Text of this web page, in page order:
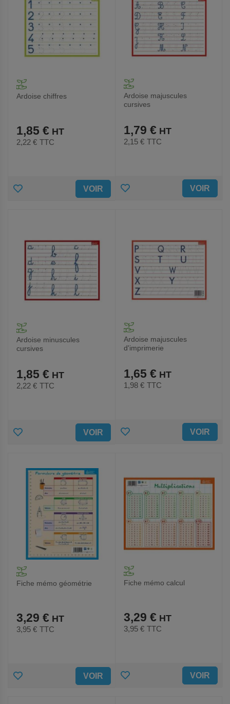
Ardoise chiffres
1,85 €
2,22 € TTC
AJOUTER VOIR
Ardoise majuscules
cursives
1,79 €
2,15 € TTC
AJOUTER VOIR
Ardoise minuscules
cursives
1,85 €
2,22 € TTC
AJOUTER
FAVORIS
VOIR
Ardoise majuscules
d'imprimerie
1,65 €
1,98 € TTC
AJOUTER VOIR
Fiche mémo géométrie
3,29 €
3,95 € TTC
AJOUTER VOIR
Fiche mémo calcul
3,29 €
3,95 € TTC
AJOUTER VOIR